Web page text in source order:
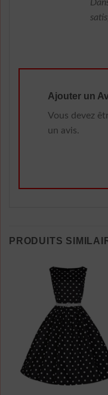
Ajouter un
Vous devez
un avis.
PRODUITS